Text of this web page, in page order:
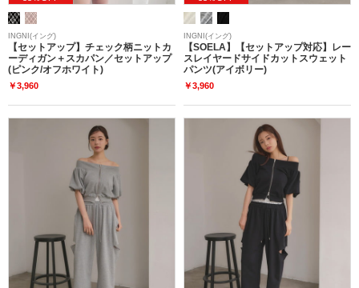
INGNI(イング)
【セットアップ】チェック柄ニットカ
ーディガン＋スカパン／セットアップ
(ピンク/オフホワイト)
￥3,960
INGNI(イング)
【SOELA】【セットアップ対応】レー
スレイヤードサイドカットスウェット
パンツ(アイボリー)
￥3,960